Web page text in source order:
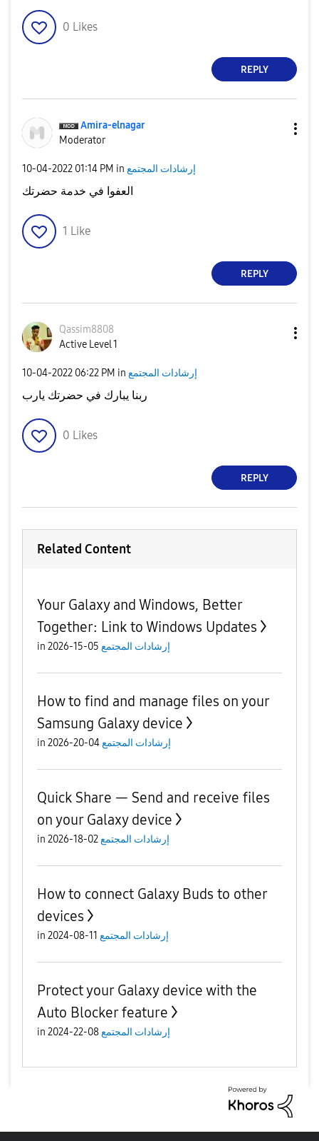
0 Likes
REPLY
Amira-elnagar
Moderator
‎10-04-2022 01:14 PM in إرشادات المجتمع
العفوا في خدمة حضرتك
1 Like
REPLY
Qassim8808
Active Level 1
‎10-04-2022 06:22 PM in إرشادات المجتمع
ربنا يبارك في حضرتك يارب
0 Likes
REPLY
Related Content
Your Galaxy and Windows, Better
Together: Link to Windows Updates
in إرشادات المجتمع 05-15-2026
How to find and manage files on your
Samsung Galaxy device
in إرشادات المجتمع04-20-2026
Quick Share — Send and receive files
on your Galaxy device
in إرشادات المجتمع02-18-2026
How to connect Galaxy Buds to other
devices
in إرشادات المجتمع 11-08-2024
Protect your Galaxy device with the
Auto Blocker feature
in إرشادات المجتمع08-22-2024